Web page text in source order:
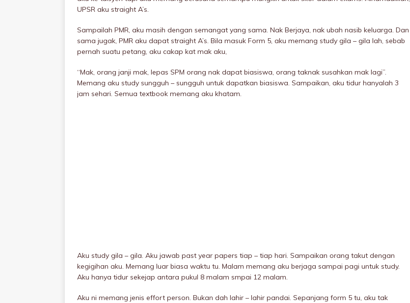
UPSR aku straight A’s.
Sampailah PMR, aku masih dengan semangat yang sama. Nak Berjaya, nak ubah nasib keluarga. Dan
sama jugak, PMR aku dapat straight A’s. Bila masuk Form 5, aku memang study giIa – giIa lah, sebab
pernah suatu petang, aku cakap kat mak aku,
“Mak, orang janji mak, lepas SPM orang nak dapat biasiswa, orang taknak susahkan mak lagi”.
Memang aku study sungguh – sungguh untuk dapatkan biasiswa. Sampaikan, aku tidur hanyalah 3
jam sehari. Semua textbook memang aku khatam.
Aku study giIa – giIa. Aku jawab past year papers tiap – tiap hari. Sampaikan orang takut dengan
kegigihan aku. Memang luar biasa waktu tu. Malam memang aku berjaga sampai pagi untuk study.
Aku hanya tidur sekejap antara pukuI 8 malam smpai 12 malam.
Aku ni memang jenis effort person. Bukan dah lahir – lahir pandai. Sepanjang form 5 tu, aku tak